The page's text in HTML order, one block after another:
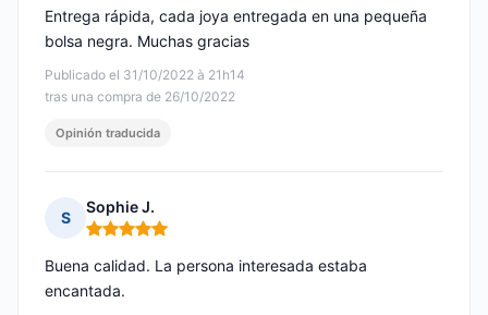
Publicado el 31/10/2022 à 21h14
tras una compra de 26/10/2022
Entrega rápida, cada joya entregada en una pequeña
bolsa negra. Muchas gracias
Opinión traducida
S
Sophie J.
Nota: 5 de 5
Buena calidad. La persona interesada estaba
encantada.